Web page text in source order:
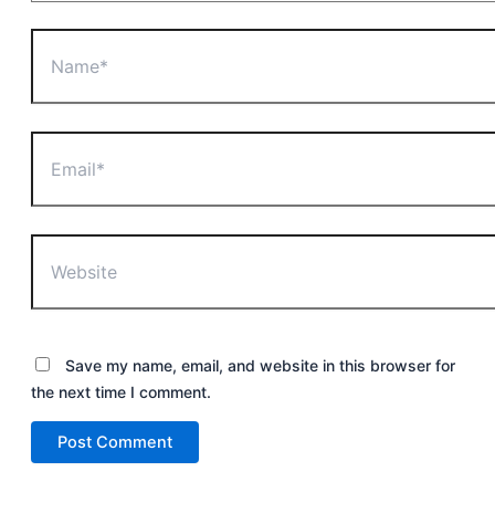
Save my name, email, and website in this browser for
the next time I comment.